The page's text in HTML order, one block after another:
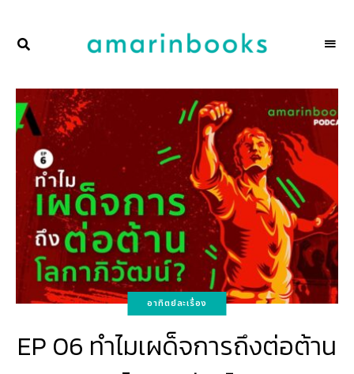
ผู้คน
และ
การ
อ่าน
โดย
อาทิตย์ละเรื่อง
EP 06 ทำไมเผด็จการถึงต่อต้าน